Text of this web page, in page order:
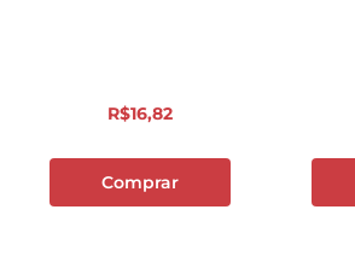
R$16,82
Comprar